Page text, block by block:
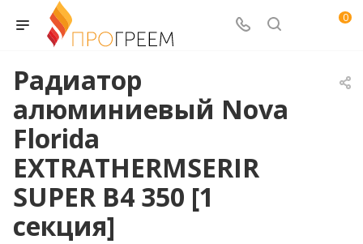
0
Радиатор
алюминиевый Nova
Florida
EXTRATHERMSERIR
SUPER B4 350 [1
секция]